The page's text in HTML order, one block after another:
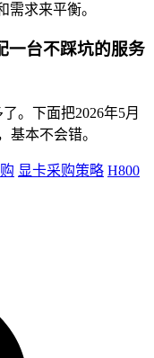
需求来平衡。
一台不踩坑的服务
。下面把2026年5月
基本不会错。
显卡采购策略 H800